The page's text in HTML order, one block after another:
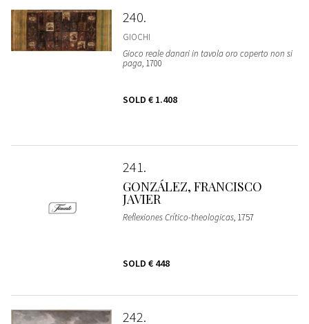
240
GIOCHI
Gioco reale danari in tavola oro coperto non si
paga, 1700
SOLD € 1.408
241
GONZÁLEZ, FRANCISCO
JAVIER
Reflexiones Crítico-theologicas, 1757
SOLD € 448
242